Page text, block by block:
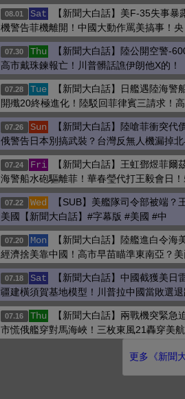
08.01 Sat
【新聞大白話】美F-35失事暴
機警告菲機離開！中國大動作罵美搞事！央
07.30 Thu
【新聞大白話】陸公開空警-
高市戴珠鍊報亡！川普髒話譙伊朗他X的！
07.28 Tue
【新聞大白話】日艦遇陸海警
開殲20終極進化！陸駁回菲律賓三請求！
07.26 Sun
【新聞大白話】陸嗆菲衝突代
俄警告日本別搞武裝？台灣反無人機漏掉
07.24 Fri
【新聞大白話】王虹鄧煜菲爾
海警船水砲驅離菲！華春瑩代打王毅會日
07.22 Wed
【SUB】美艦隊司令部被端？
美國【新聞大白話】#字幕版 #美國 #中
07.20 Mon
【新聞大白話】陸艦進白令海
經濟捨美靠中國！高市早苗瞄準東南亞？
07.18 Sat
【新聞大白話】中國截獲美日
疆建橫須賀基地模型！川普拉中國當敗選
07.16 Thu
【新聞大白話】兩戰機突緊急
市慌俄艦穿對馬海峽！三枚東風21轟穿美
更多《新聞